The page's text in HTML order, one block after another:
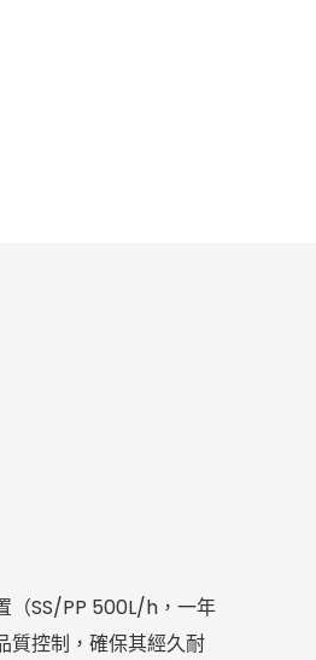
（SS/PP 500L/h，一年
質控制，確保其經久耐